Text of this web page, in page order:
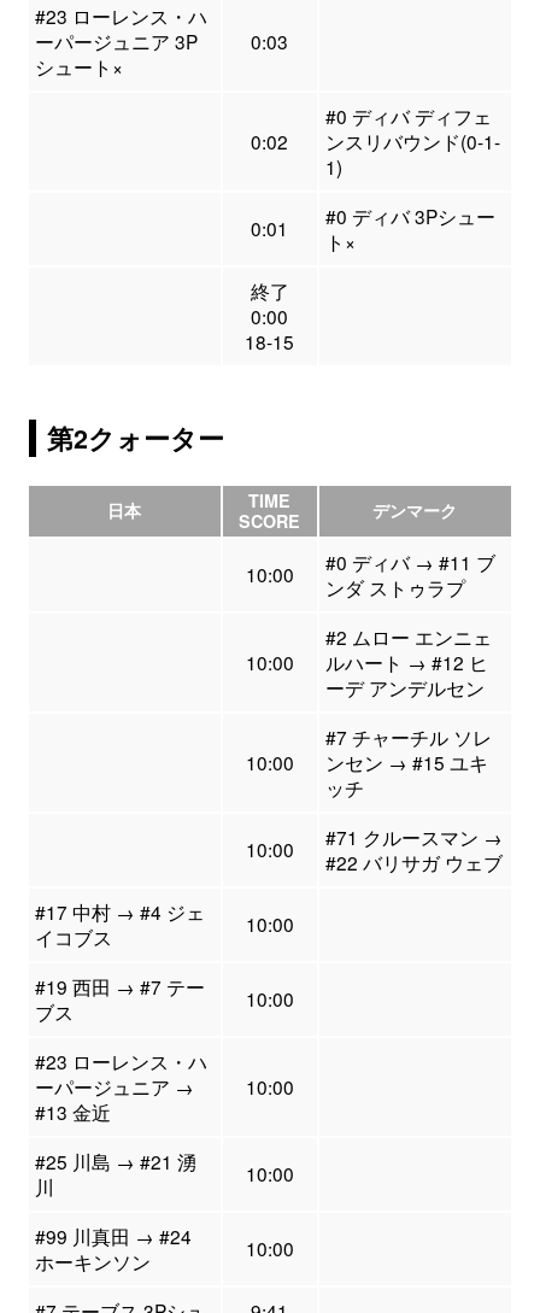
#23 ローレンス・ハ
ーパージュニア 3P
シュート×
0:03
0:02
#0 ディバ ディフェ
ンスリバウンド(0-1-
1)
0:01
#0 ディバ 3Pシュー
ト×
終了
0:00
18-15
第2クォーター
日本
TIME
SCORE
デンマーク
10:00
#0 ディバ → #11 ブ
ンダ ストゥラプ
10:00
#2 ムロー エンニェ
ルハート → #12 ヒ
ーデ アンデルセン
10:00
#7 チャーチル ソレ
ンセン → #15 ユキ
ッチ
10:00
#71 クルースマン →
#22 バリサガ ウェブ
#17 中村 → #4 ジェ
イコブス
10:00
#19 西田 → #7 テー
ブス
10:00
#23 ローレンス・ハ
ーパージュニア →
#13 金近
10:00
#25 川島 → #21 湧
川
10:00
#99 川真田 → #24
ホーキンソン
10:00